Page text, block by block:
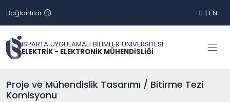
Bağlantılar TR | EN
ISPARTA UYGULAMALI BİLİMLER ÜNİVERSİTESİ
ELEKTRİK - ELEKTRONİK MÜHENDİSLİĞİ
Proje ve Mühendislik Tasarımı / Bitirme Tezi
Komisyonu